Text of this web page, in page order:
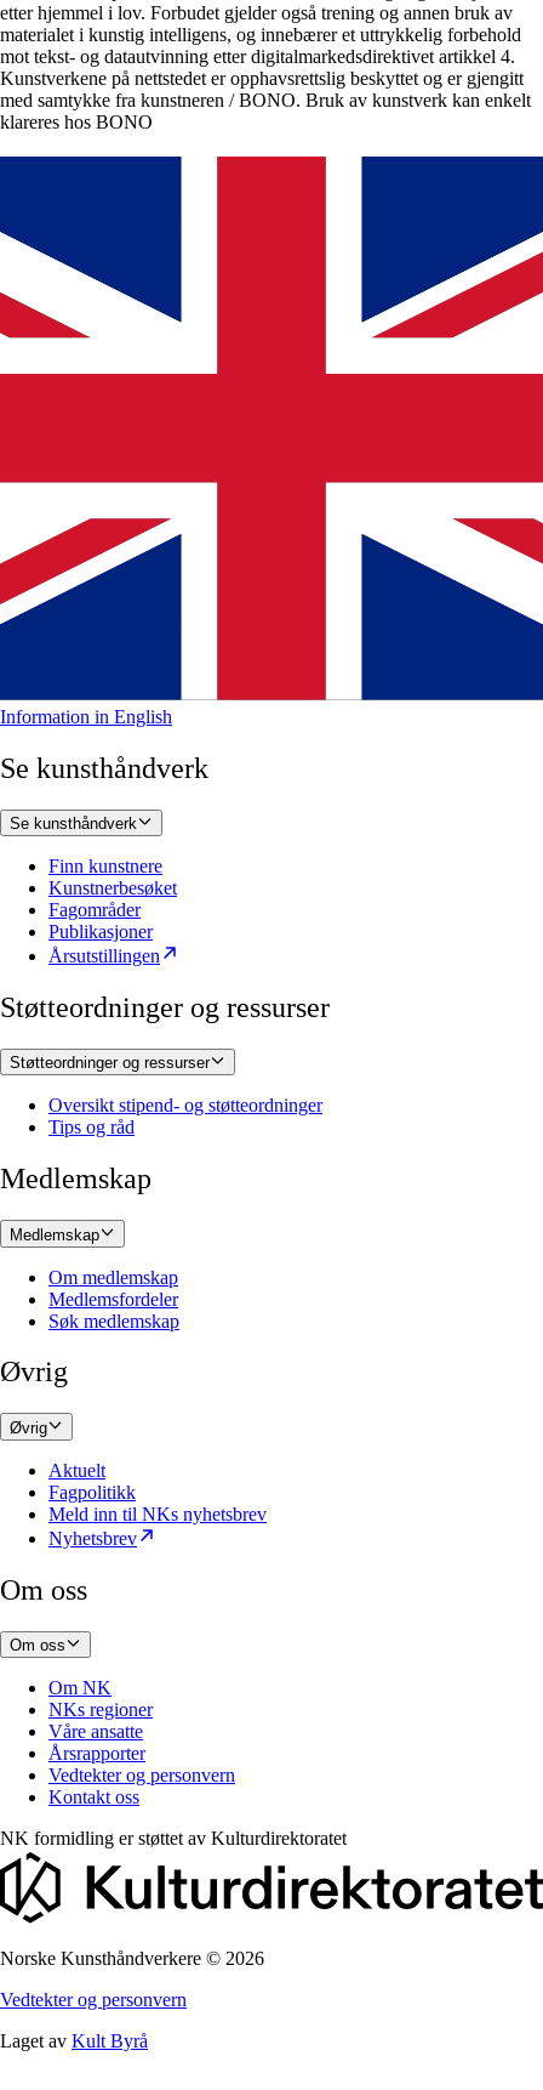
etter hjemmel i lov. Forbudet gjelder også trening og annen bruk av
materialet i kunstig intelligens, og innebærer et uttrykkelig forbehold
mot tekst- og datautvinning etter digitalmarkedsdirektivet artikkel 4.
Kunstverkene på nettstedet er opphavsrettslig beskyttet og er gjengitt
med samtykke fra kunstneren / BONO. Bruk av kunstverk kan enkelt
klareres hos BONO
Information in English
Se kunsthåndverk
Se kunsthåndverk
Finn kunstnere
Kunstnerbesøket
Fagområder
Publikasjoner
Årsutstillingen
Støtteordninger og ressurser
Støtteordninger og ressurser
Oversikt stipend- og støtteordninger
Tips og råd
Medlemskap
Medlemskap
Om medlemskap
Medlemsfordeler
Søk medlemskap
Øvrig
Øvrig
Aktuelt
Fagpolitikk
Meld inn til NKs nyhetsbrev
Nyhetsbrev
Om oss
Om oss
Om NK
NKs regioner
Våre ansatte
Årsrapporter
Vedtekter og personvern
Kontakt oss
NK formidling er støttet av Kulturdirektoratet
Norske Kunsthåndverkere © 2026
Vedtekter og personvern
Laget av Kult Byrå